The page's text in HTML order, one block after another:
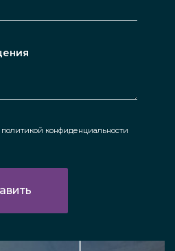
политикой конфиденциальности